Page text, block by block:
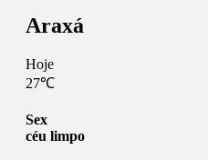
Araxá
Hoje
27℃
Sex
céu limpo